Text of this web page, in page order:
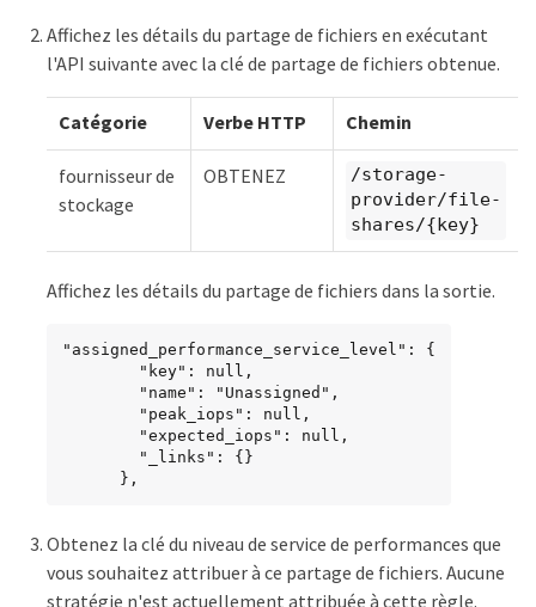
Affichez les détails du partage de fichiers en exécutant
l'API suivante avec la clé de partage de fichiers obtenue.
Catégorie Verbe HTTP Chemin
fournisseur de
stockage
OBTENEZ
/storage-
provider/file-
shares/{key}
Affichez les détails du partage de fichiers dans la sortie.
"assigned_performance_service_level": {
      },
Obtenez la clé du niveau de service de performances que
vous souhaitez attribuer à ce partage de fichiers. Aucune
stratégie n'est actuellement attribuée à cette règle.